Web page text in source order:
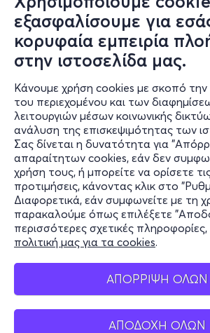
εξασφαλίσουμε για
κορυφαία εμπειρία
στην ιστοσελίδα μας.
Κάνουμε χρήση cookies με σκοπό την
του περιεχομένου και των
λειτουργιών μέσων κοινωνικής
ανάλυση της επισκεψιμότητας των
Σας δίνεται η δυνατότητα για
απαραίτητων cookies, εάν δεν
χρήση τους, ή μπορείτε να ορίσετε
προτιμήσεις, κάνοντας κλικ στο
Διαφορετικά, εάν συμφωνείτε με τη
παρακαλούμε όπως επιλέξετε
περισσότερες σχετικές
πολιτική μας για τα cookies.
ΑΠΟΡΡΙΨΗ ΟΛΩΝ
ΑΠΟΔΟΧΗ ΟΛΩΝ
Πληροφορίες
Υποστήριξη
Stay Connected
Mobile app